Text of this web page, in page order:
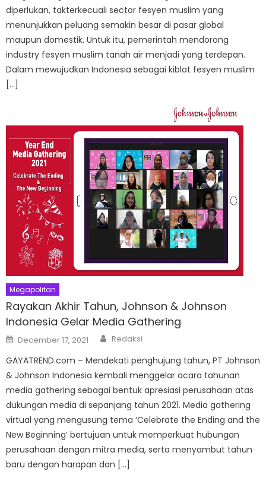
diperlukan, takterkecuali sector fesyen muslim yang
menunjukkan peluang semakin besar di pasar global
maupun domestik. Untuk itu, pemerintah mendorong
industry fesyen muslim tanah air menjadi yang terdepan.
Dalam mewujudkan Indonesia sebagai kiblat fesyen muslim
[…]
Megapolitan
Rayakan Akhir Tahun, Johnson & Johnson
Indonesia Gelar Media Gathering
Posted
on
December 17, 2021 Author
Redaksi
GAYATREND.com – Mendekati penghujung tahun, PT Johnson
& Johnson Indonesia kembali menggelar acara tahunan
media gathering sebagai bentuk apresiasi perusahaan atas
dukungan media di sepanjang tahun 2021. Media gathering
virtual yang mengusung tema ‘Celebrate the Ending and the
New Beginning’ bertujuan untuk memperkuat hubungan
perusahaan dengan mitra media, serta menyambut tahun
baru dengan harapan dan […]